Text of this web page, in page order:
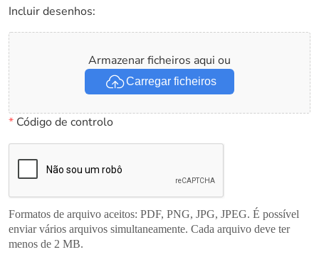
Incluir desenhos:
Armazenar ficheiros aqui ou
Carregar ficheiros
*Código de controlo
Formatos de arquivo aceitos: PDF, PNG, JPG, JPEG. É possível
enviar vários arquivos simultaneamente. Cada arquivo deve ter
menos de 2 MB.